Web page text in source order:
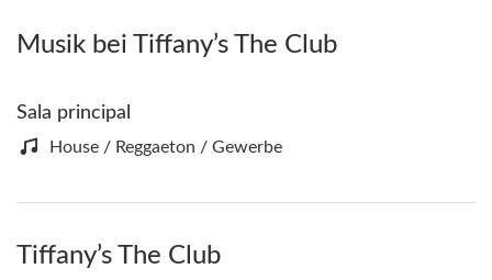
Musik bei Tiffany’s The Club
Sala principal
House / Reggaeton / Gewerbe
Tiffany’s The Club